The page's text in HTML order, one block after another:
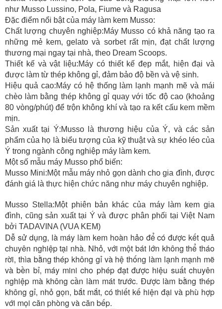
như Musso Lussino, Pola, Fiume và Ragusa
Đặc điểm nổi bật của máy làm kem Musso:
Chất lượng chuyên nghiệp:Máy Musso có khả năng tạo ra
những mẻ kem, gelato và sorbet rất mịn, đạt chất lượng
thương mại ngay tại nhà, theo Dream Scoops.
Thiết kế và vật liệu:Máy có thiết kế đẹp mắt, hiện đại và
được làm từ thép không gỉ, đảm bảo độ bền và vệ sinh.
Hiệu quả cao:Máy có hệ thống làm lạnh mạnh mẽ và mái
chèo làm bằng thép không gỉ quay với tốc độ cao (khoảng
80 vòng/phút) để trộn không khí và tạo ra kết cấu kem mềm
mịn.
Sản xuất tại Ý:Musso là thương hiệu của Ý, và các sản
phẩm của họ là biểu tượng của kỹ thuật và sự khéo léo của
Ý trong ngành công nghiệp máy làm kem.
Một số mẫu máy Musso phổ biến:
Musso Mini:Một mẫu máy nhỏ gọn dành cho gia đình, được
đánh giá là thực hiện chức năng như máy chuyên nghiệp.
Musso Stella:Một phiên bản khác của máy làm kem gia
đình, cũng sản xuất tại Ý và được phân phối tại Việt Nam
bởi TADAVINA (VUA KEM)
Dễ sử dụng, là máy làm kem hoàn hảo để có được kết quả
chuyên nghiệp tại nhà. Nhỏ, với một bát lớn không thể tháo
rời, thìa bằng thép không gỉ và hệ thống làm lạnh mạnh mẽ
và bền bỉ, máy mini cho phép đạt được hiệu suất chuyên
nghiệp mà không cần làm mát trước. Được làm bằng thép
không gỉ, nhỏ gọn, bắt mắt, có thiết kế hiện đại và phù hợp
với mọi căn phòng và căn bếp.